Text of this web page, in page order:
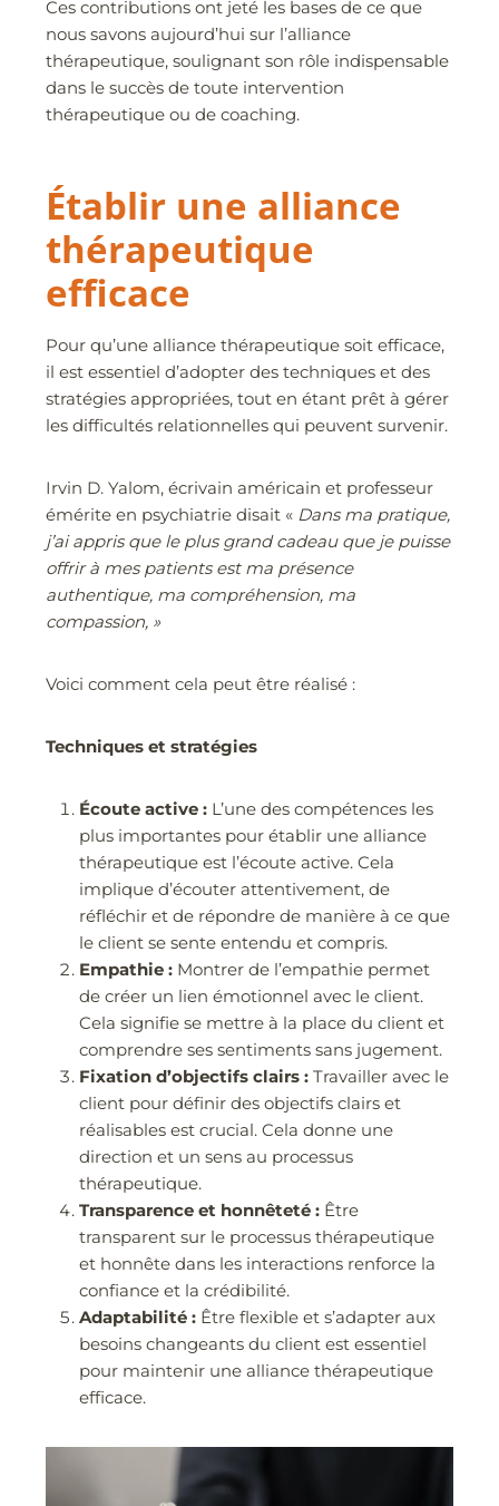
Ces contributions ont jeté les bases de ce que
nous savons aujourd’hui sur l’alliance
thérapeutique, soulignant son rôle indispensable
dans le succès de toute intervention
thérapeutique ou de coaching.
Établir une alliance
thérapeutique
efficace
Pour qu’une alliance thérapeutique soit efficace,
il est essentiel d’adopter des techniques et des
stratégies appropriées, tout en étant prêt à gérer
les difficultés relationnelles qui peuvent survenir.
Irvin D. Yalom, écrivain américain et professeur
émérite en psychiatrie disait « Dans ma pratique,
j’ai appris que le plus grand cadeau que je puisse
offrir à mes patients est ma présence
authentique, ma compréhension, ma
compassion, »
Voici comment cela peut être réalisé :
Techniques et stratégies
Écoute active : L’une des compétences les
plus importantes pour établir une alliance
thérapeutique est l’écoute active. Cela
implique d’écouter attentivement, de
réfléchir et de répondre de manière à ce que
le client se sente entendu et compris.
Empathie : Montrer de l’empathie permet
de créer un lien émotionnel avec le client.
Cela signifie se mettre à la place du client et
comprendre ses sentiments sans jugement.
Fixation d’objectifs clairs : Travailler avec le
client pour définir des objectifs clairs et
réalisables est crucial. Cela donne une
direction et un sens au processus
thérapeutique.
Transparence et honnêteté : Être
transparent sur le processus thérapeutique
et honnête dans les interactions renforce la
confiance et la crédibilité.
Adaptabilité : Être flexible et s’adapter aux
besoins changeants du client est essentiel
pour maintenir une alliance thérapeutique
efficace.